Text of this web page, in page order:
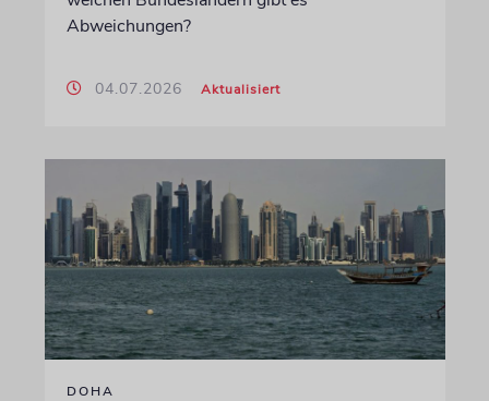
Abweichungen?
04.07.2026 Aktualisiert
DOHA